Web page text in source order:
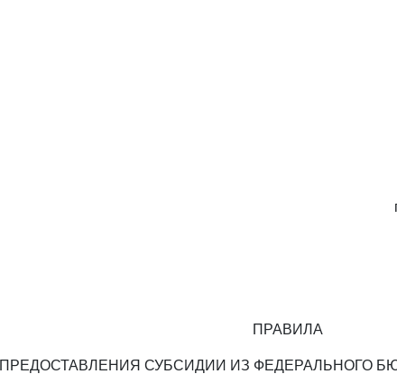
ПРАВИЛА
ПРЕДОСТАВЛЕНИЯ СУБСИДИИ ИЗ ФЕДЕРАЛЬНОГО